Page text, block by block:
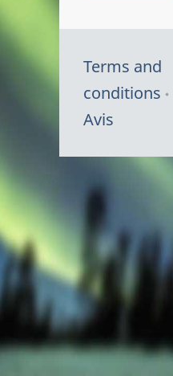
Terms and
conditions
Avis